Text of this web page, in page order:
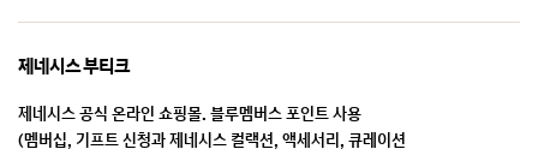
제네시스 부티크
제네시스 공식 온라인 쇼핑몰. 블루멤버스 포인트 사용
(멤버십, 기프트 신청과 제네시스 컬랙션, 액세서리, 큐레이션